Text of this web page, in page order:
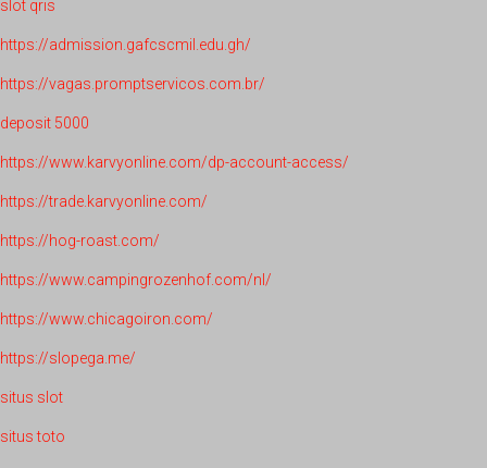
slot qris
https://admission.gafcscmil.edu.gh/
https://vagas.promptservicos.com.br/
deposit 5000
https://www.karvyonline.com/dp-account-access/
https://trade.karvyonline.com/
https://hog-roast.com/
https://www.campingrozenhof.com/nl/
https://www.chicagoiron.com/
https://slopega.me/
situs slot
situs toto